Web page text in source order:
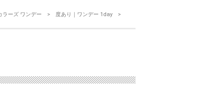
ラーズ ワンデー
度あり｜ワンデー 1day